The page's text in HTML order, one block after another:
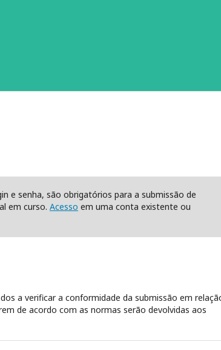
e senha, são obrigatórios para a submissão de
em curso. Acesso em uma conta existente ou
a verificar a conformidade da submissão em
de acordo com as normas serão devolvidas aos